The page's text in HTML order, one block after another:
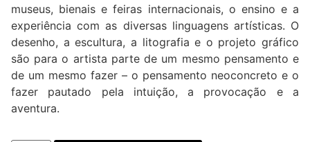
museus, bienais e feiras internacionais, o ensino e a
experiência com as diversas linguagens artísticas. O
desenho, a escultura, a litografia e o projeto gráfico
são para o artista parte de um mesmo pensamento e
de um mesmo fazer – o pensamento neoconcreto e o
fazer pautado pela intuição, a provocação e a
aventura.